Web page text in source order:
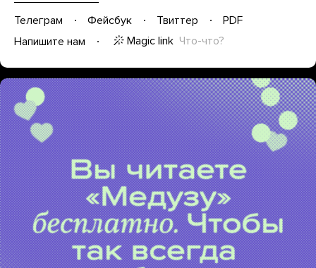
Телеграм Фейсбук Твиттер
PDF
Напишите нам
Magic link Что-что?